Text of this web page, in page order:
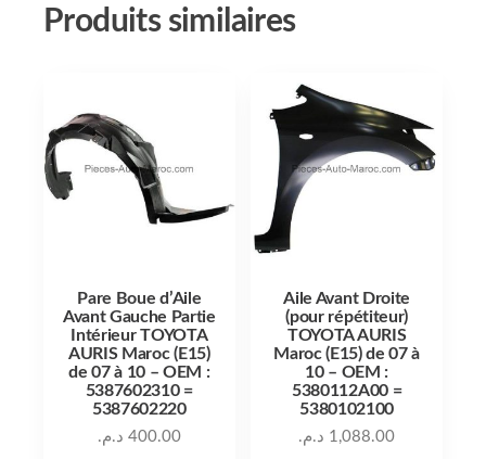
Produits similaires
Pare Boue d’Aile
Avant Gauche Partie
Intérieur TOYOTA
AURIS Maroc (E15)
de 07 à 10 – OEM :
5387602310 =
5387602220
400.00 د.م.
Aile Avant Droite
(pour répétiteur)
TOYOTA AURIS
Maroc (E15) de 07 à
10 – OEM :
5380112A00 =
5380102100
1,088.00 د.م.